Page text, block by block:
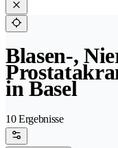
Blasen-,
in Basel
10 Ergebnisse